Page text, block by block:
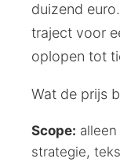
duizend
traject voor
oplopen tot
Wat de prijs
Scope:
strategie,